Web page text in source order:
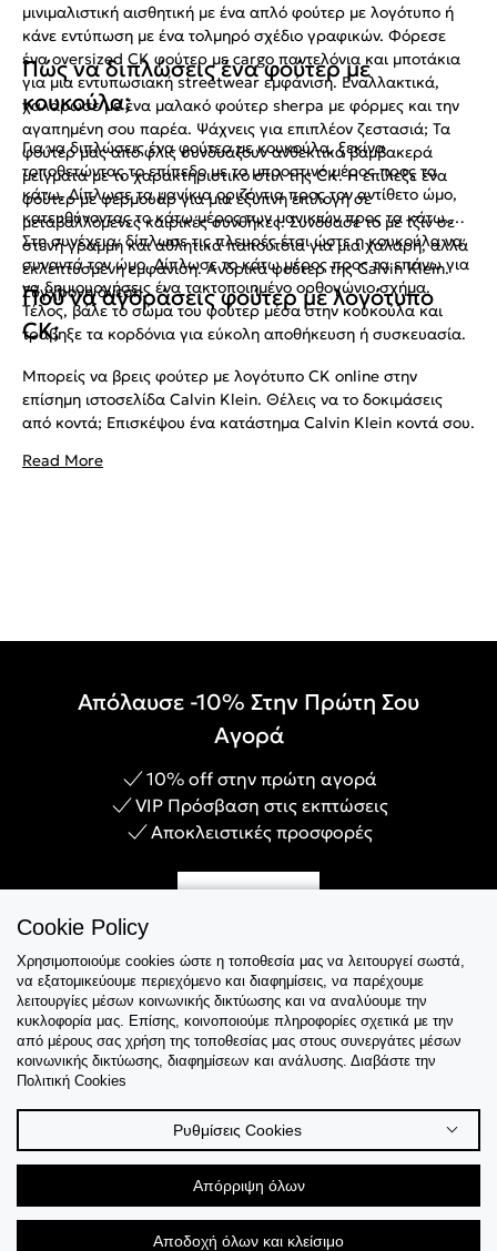
μινιμαλιστική αισθητική με ένα απλό φούτερ με λογότυπο ή
κάνε εντύπωση με ένα τολμηρό σχέδιο γραφικών. Φόρεσε
ένα oversized CK φούτερ με cargo παντελόνια και μποτάκια
για μια εντυπωσιακή streetwear εμφάνιση. Εναλλακτικά,
χαλάρωσε με ένα μαλακό φούτερ sherpa με φόρμες και την
αγαπημένη σου παρέα. Ψάχνεις για επιπλέον ζεστασιά; Τα
φούτερ μας από φλις συνδυάζουν ανθεκτικά βαμβακερά
μείγματα με το χαρακτηριστικό στιλ της CK. Ή επίλεξε ένα
φούτερ με φερμουάρ για μια έξυπνη επιλογή σε
μεταβαλλόμενες καιρικές συνθήκες. Συνδύασέ το με τζιν σε
στενή γραμμή και αθλητικά παπούτσια για μια χαλαρή, αλλά
εκλεπτυσμένη εμφάνιση. Ανδρικά φούτερ της Calvin Klein.
Σύγχρονη άνεση.
Πώς να διπλώσεις ένα φούτερ με
κουκούλα;
Για να διπλώσεις ένα φούτερ με κουκούλα, ξεκίνα
τοποθετώντας το επίπεδο με το μπροστινό μέρος προς τα
κάτω. Δίπλωσε τα μανίκια οριζόντια προς τον αντίθετο ώμο,
κατευθύνοντας το κάτω μέρος των μανικιών προς τα κάτω.
Στη συνέχεια, δίπλωσε τις πλευρές έτσι ώστε η κουκούλα να
συναντά τον ώμο. Δίπλωσε το κάτω μέρος προς τα επάνω για
να δημιουργήσεις ένα τακτοποιημένο ορθογώνιο σχήμα.
Τέλος, βάλε το σώμα του φούτερ μέσα στην κουκούλα και
τράβηξε τα κορδόνια για εύκολη αποθήκευση ή συσκευασία.
Πού να αγοράσεις φούτερ με λογότυπο
CK;
Μπορείς να βρεις φούτερ με λογότυπο CK online στην
επίσημη ιστοσελίδα Calvin Klein. Θέλεις να το δοκιμάσεις
από κοντά; Επισκέψου ένα κατάστημα Calvin Klein κοντά σου.
Read More
Απόλαυσε -10% Στην Πρώτη Σου
Αγορά
10% off στην πρώτη αγορά
VIP Πρόσβαση στις εκπτώσεις
Αποκλειστικές προσφορές
Εξυπηρέτηση
Collections
Cookie Policy
Χρησιμοποιούμε cookies ώστε η τοποθεσία μας να λειτουργεί σωστά,
να εξατομικεύουμε περιεχόμενο και διαφημίσεις, να παρέχουμε
λειτουργίες μέσων κοινωνικής δικτύωσης και να αναλύουμε την
κυκλοφορία μας. Επίσης, κοινοποιούμε πληροφορίες σχετικά με την
από μέρους σας χρήση της τοποθεσίας μας στους συνεργάτες μέσων
κοινωνικής δικτύωσης, διαφημίσεων και ανάλυσης. Διαβάστε την
Πολιτική Cookies
Ρυθμίσεις Cookies
Απόρριψη όλων
Αποδοχή όλων και κλείσιμο